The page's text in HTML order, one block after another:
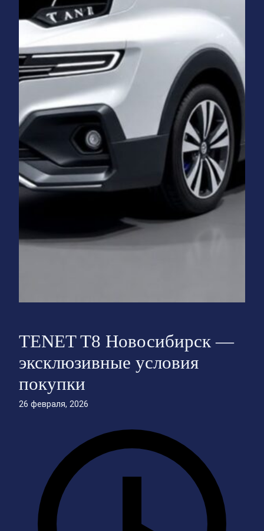
TENET T8 Новосибирск —
эксклюзивные условия
покупки
26 февраля, 2026